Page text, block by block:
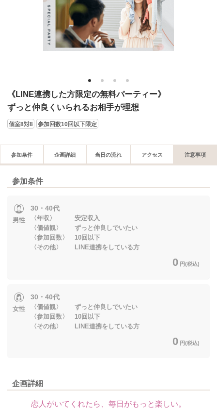
1 2 3 4
《LINE連携した方限定の無料パーティー》
ずっと仲良くいられるお相手が理想
個室8対8 参加回数10回以下限定
参加条件 企画詳細 当日の流れ アクセス 注意事項
参加条件
男性
30・40代
〈年収〉 安定収入
〈価値観〉 ずっと仲良しでいたい
〈参加回数〉 10回以下
〈その他〉 LINE連携をしている方
0 円(税込)
女性
30・40代
〈価値観〉 ずっと仲良しでいたい
〈参加回数〉 10回以下
〈その他〉 LINE連携をしている方
0 円(税込)
企画詳細
恋人がいてくれたら、毎日がもっと楽しい。